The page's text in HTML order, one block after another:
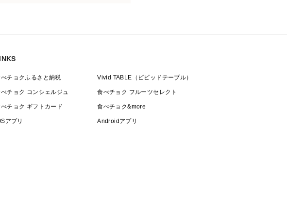
チョクふるさと納税 Vivid TABLE（ビビッドテーブル）
チョク コンシェルジュ 食べチョク フルーツセレクト
チョク ギフトカード 食べチョク&more
アプリ Androidアプリ